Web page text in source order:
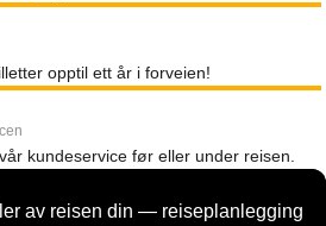
opptil ett år i forveien!
kundeservice før eller under reisen.
av reisen din — reiseplanlegging